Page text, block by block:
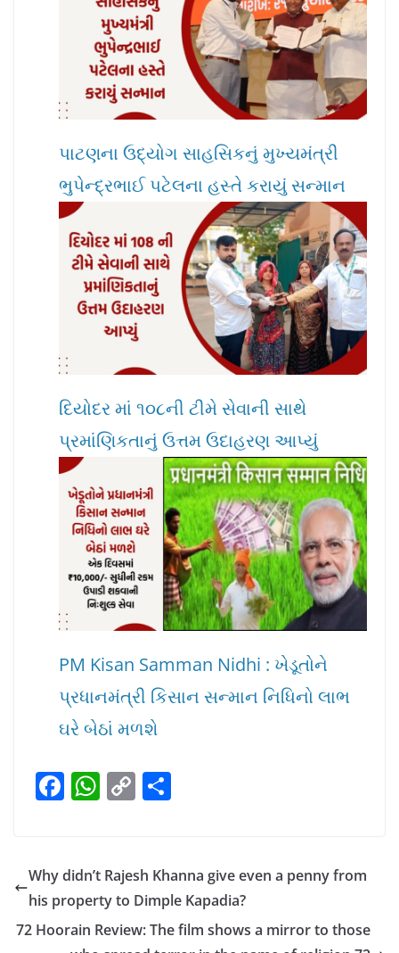
પાટણના ઉદ્યોગ સાહસિકનું મુખ્યમંત્રી
ભુપેન્દ્રભાઈ પટેલના હસ્તે કરાયું સન્માન
દિયોદર માં ૧૦૮ની ટીમે સેવાની સાથે
પ્રમાંણિકતાનું ઉત્તમ ઉદાહરણ આપ્યું
PM Kisan Samman Nidhi : ખેડૂતોને
પ્રધાનમંત્રી કિસાન સન્માન નિધિનો લાભ
ઘરે બેઠાં મળશે
F
e
b
o
W
s
A
p
C
y
Li
n
e
Why didn’t Rajesh Khanna give even a penny from
his property to Dimple Kapadia?
72 Hoorain Review: The film shows a mirror to those